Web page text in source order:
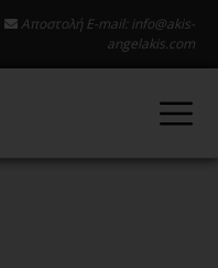
Αποστολή E-mail: info@akis-
angelakis.com